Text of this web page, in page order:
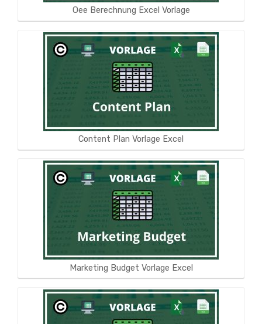
Oee Berechnung Excel Vorlage
Content Plan Vorlage Excel
Marketing Budget Vorlage Excel